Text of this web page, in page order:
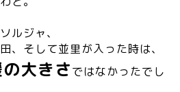
ルジャ、
、そして並里が入った時は、
大きさではなかったでし